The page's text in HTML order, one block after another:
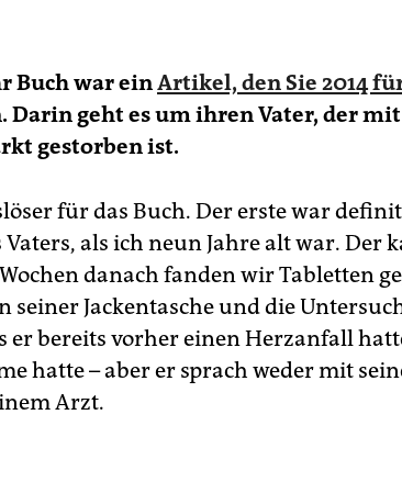
Buch war einArtikel, den Sie 2014
Darin geht es um ihren Vater, der mit
gestorben ist.
für das Buch. Der erste war
als ich neun Jahre alt war. Der
danach fanden wir Tabletten
seiner Jackentasche und die
er bereits vorher einen Herzanfall
hatte – aber er sprach weder mit
Arzt.